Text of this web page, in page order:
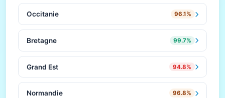
Occitanie 96.1%
Bretagne 99.7%
Grand Est 94.8%
Normandie 96.8%